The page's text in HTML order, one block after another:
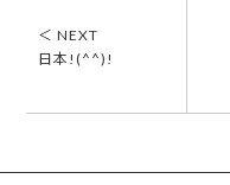
＜ NEXT
日本!(^^)!